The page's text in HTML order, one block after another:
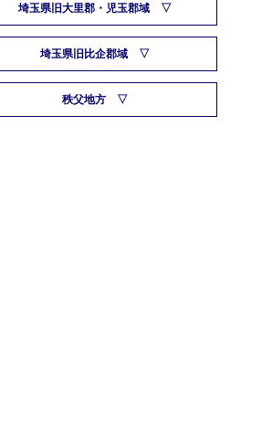
埼玉県旧大里郡・児玉郡域
埼玉県旧比企郡域
秩父地方